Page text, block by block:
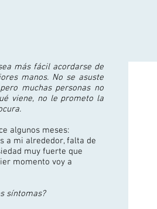
más fácil acordarse de
manos. No se asuste
muchas personas no
viene, no le prometo la
algunos meses:
a mi alrededor, falta de
muy fuerte que
momento voy a
síntomas?